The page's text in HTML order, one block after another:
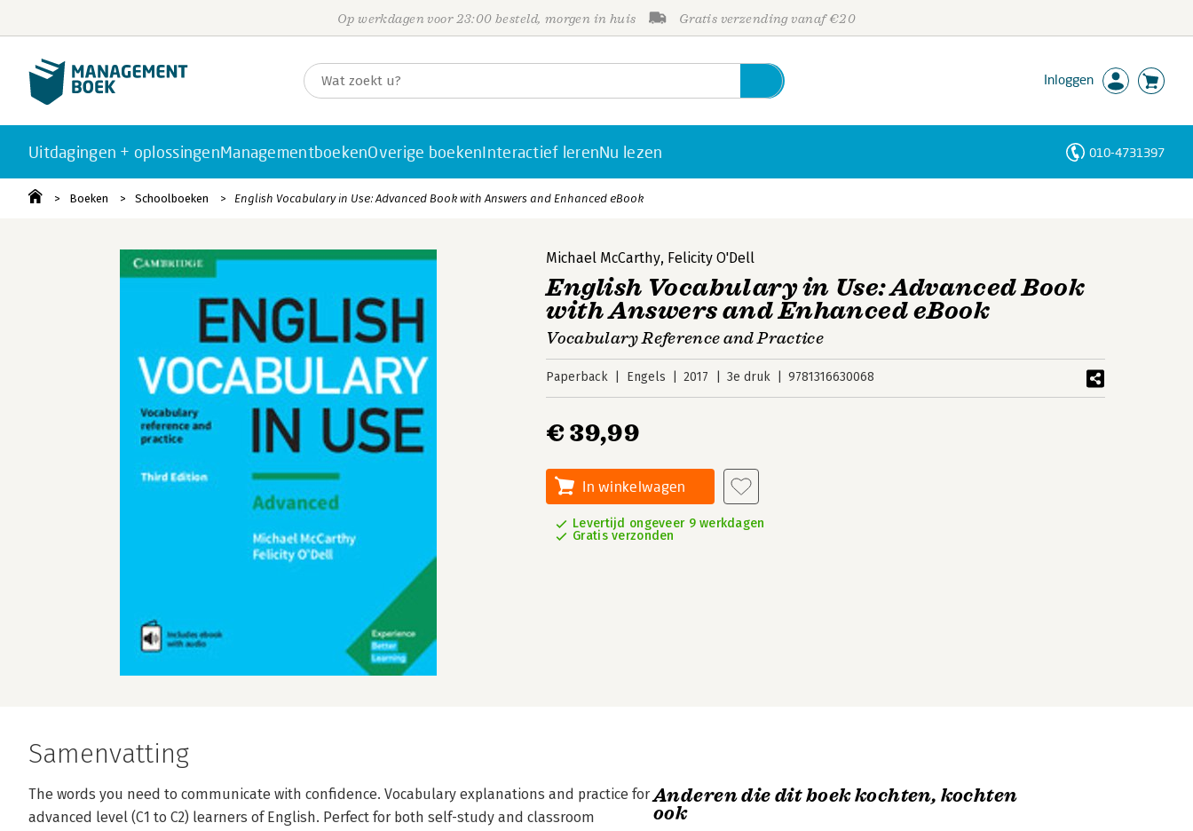
Op werkdagen voor 23:00 besteld, morgen in huis Gratis verzending vanaf €20
Inloggen
Uitdagingen + oplossingenManagementboekenOverige boekenInteractief lerenNu lezen 010-4731397
Boeken Schoolboeken English Vocabulary in Use: Advanced Book with Answers and Enhanced eBook
Michael McCarthy, Felicity O'Dell
English Vocabulary in Use: Advanced Book
with Answers and Enhanced eBook
Vocabulary Reference and Practice
Paperback Engels 2017 3e druk 9781316630068
€ 39,99
In winkelwagen
Levertijd ongeveer 9 werkdagen
Gratis verzonden
Samenvatting
The words you need to communicate with confidence. Vocabulary explanations and practice for
advanced level (C1 to C2) learners of English. Perfect for both self-study and classroom
Anderen die dit boek kochten, kochten
ook
Personen